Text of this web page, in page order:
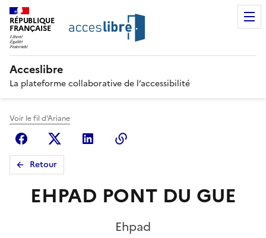
RÉPUBLIQUE
FRANÇAISE
Acceslibre
La plateforme collaborative de l’accessibilité
Voir le fil d'Ariane
FacebookX (anciennement Twitter)
Linkedin
Retour
EHPAD PONT DU GUE
Ehpad